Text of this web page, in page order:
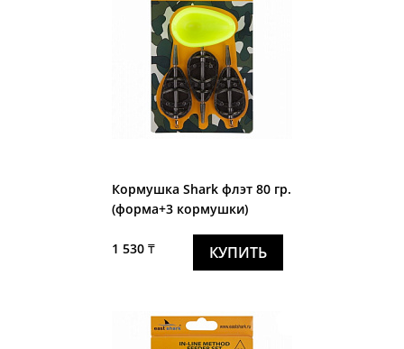
Кормушка Shark флэт 80 гр.
(форма+3 кормушки)
1 530 ₸ КУПИТЬ